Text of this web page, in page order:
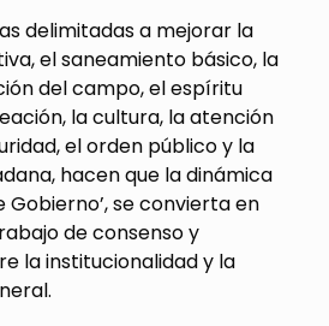
delimitadas a mejorar la
el saneamiento básico, la
del campo, el espíritu
la cultura, la atención
el orden público y la
hacen que la dinámica
Gobierno’, se convierta en
de consenso y
la institucionalidad y la